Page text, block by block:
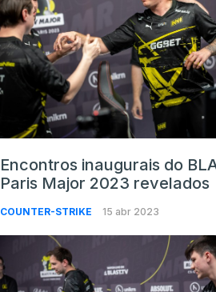
Encontros inaugurais do
Paris Major 2023 revelados
COUNTER-STRIKE 15 abr 2023